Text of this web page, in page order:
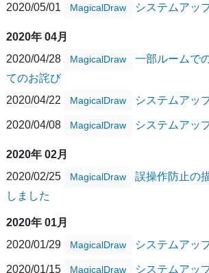
2020/05/01 MagicalDraw システムアッ
2020年 04月
2020/04/28
MagicalDraw
一部ルームで
てのお詫び
2020/04/22
MagicalDraw システムアッ
2020/04/08 MagicalDraw システムアッ
2020年 02月
2020/02/25
MagicalDraw
誤操作防止の
しました
2020年 01月
2020/01/29
MagicalDraw システムアッ
2020/01/15 MagicalDraw システムアッ